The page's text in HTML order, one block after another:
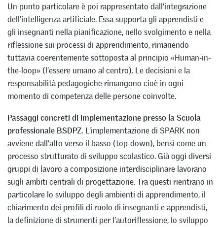
Un punto particolare è poi rappresentato dall’integrazione
dell’intelligenza artificiale. Essa supporta gli apprendisti e
gli insegnanti nella pianificazione, nello svolgimento e nella
riflessione sui processi di apprendimento, rimanendo
tuttavia coerentemente sottoposta al principio «Human-in-
the-loop» (l’essere umano al centro). Le decisioni e la
responsabilità pedagogiche rimangono cioè in ogni
momento di competenza delle persone coinvolte.
Passaggi concreti di implementazione presso la Scuola
professionale BSDPZ. L’implementazione di SPARK non
avviene dall’alto verso il basso (top-down), bensì come un
processo strutturato di sviluppo scolastico. Già oggi diversi
gruppi di lavoro a composizione interdisciplinare lavorano
sugli ambiti centrali di progettazione. Tra questi rientrano in
particolare lo sviluppo degli ambienti di apprendimento, il
chiarimento dei profili di ruolo di insegnanti e apprendisti,
la definizione di strumenti per l’autoriflessione, lo sviluppo